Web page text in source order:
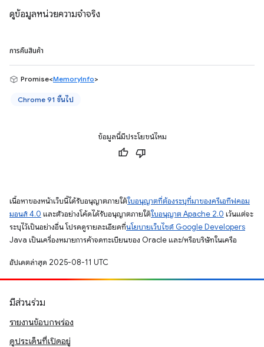
ดูข้อมูลหน่วยความจำจริง
การคืนสินค้า
Promise<MemoryInfo>
Chrome 91 ขึ้นไป
ข้อมูลนี้มีประโยชน์ไหม
เนื้อหาของหน้าเว็บนี้ได้รับอนุญาตภายใต้ใบอนุญาตที่ต้องระบุที่มาของครีเอทีฟคอม
มอนส์ 4.0 และตัวอย่างโค้ดได้รับอนุญาตภายใต้ใบอนุญาต Apache 2.0 เว้นแต่จะ
ระบุไว้เป็นอย่างอื่น โปรดดูรายละเอียดที่นโยบายเว็บไซต์ Google Developers
Java เป็นเครื่องหมายการค้าจดทะเบียนของ Oracle และ/หรือบริษัทในเครือ
อัปเดตล่าสุด 2025-08-11 UTC
มีส่วนร่วม
รายงานข้อบกพร่อง
ดูประเด็นที่เปิดอยู่